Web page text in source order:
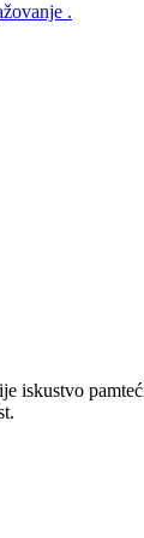
.
iskustvo